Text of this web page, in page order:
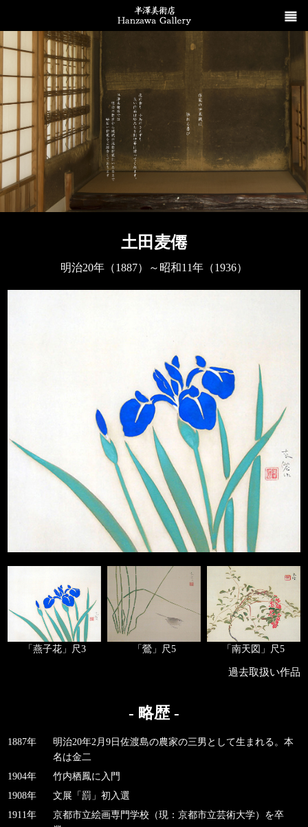
土田麦僊
明治20年（1887）～昭和11年（1936）
「燕子花」尺3 「鶯」尺5 「南天図」尺5
過去取扱い作品
- 略歴 -
1887年
明治20年2月9日佐渡島の農家の三男として生まれる。本
名は金二
1904年
竹内栖鳳に入門
1908年
文展「罰」初入選
1911年
京都市立絵画専門学校（現：京都市立芸術大学）を卒